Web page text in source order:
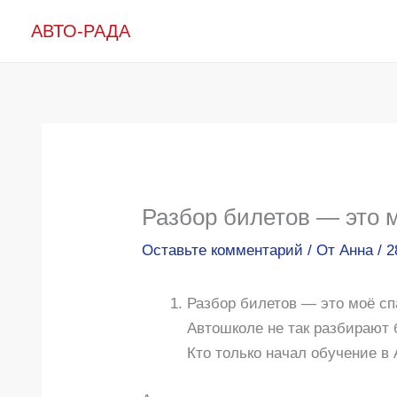
АВТО-РАДА
Разбор билетов — это
Оставьте комментарий / ОтАнна/
Разбор билетов — это моё
Автошколе не так
Кто только начал обучение